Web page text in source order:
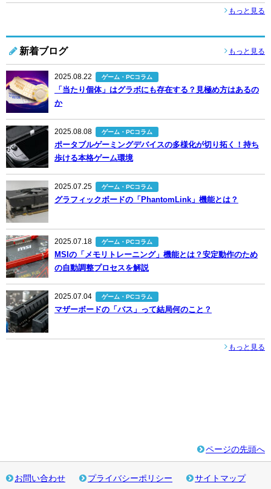
もっと見る
新着ブログ もっと見る
2025.08.22 ゲーム・PCコラム
「当たり個体」はグラボにも存在する？見極め方はあるの
か
2025.08.08 ゲーム・PCコラム
ポータブルゲーミングデバイスの多様化が切り拓く！持ち
歩ける本格ゲーム環境
2025.07.25 ゲーム・PCコラム
グラフィックボードの「PhantomLink」機能とは？
2025.07.18 ゲーム・PCコラム
MSIの「メモリトレーニング」機能とは？安定動作のため
の自動調整プロセスを解説
2025.07.04 ゲーム・PCコラム
マザーボードの「バス」って結局何のこと？
もっと見る
ページの先頭へ
お問い合わせ プライバシーポリシー サイトマップ